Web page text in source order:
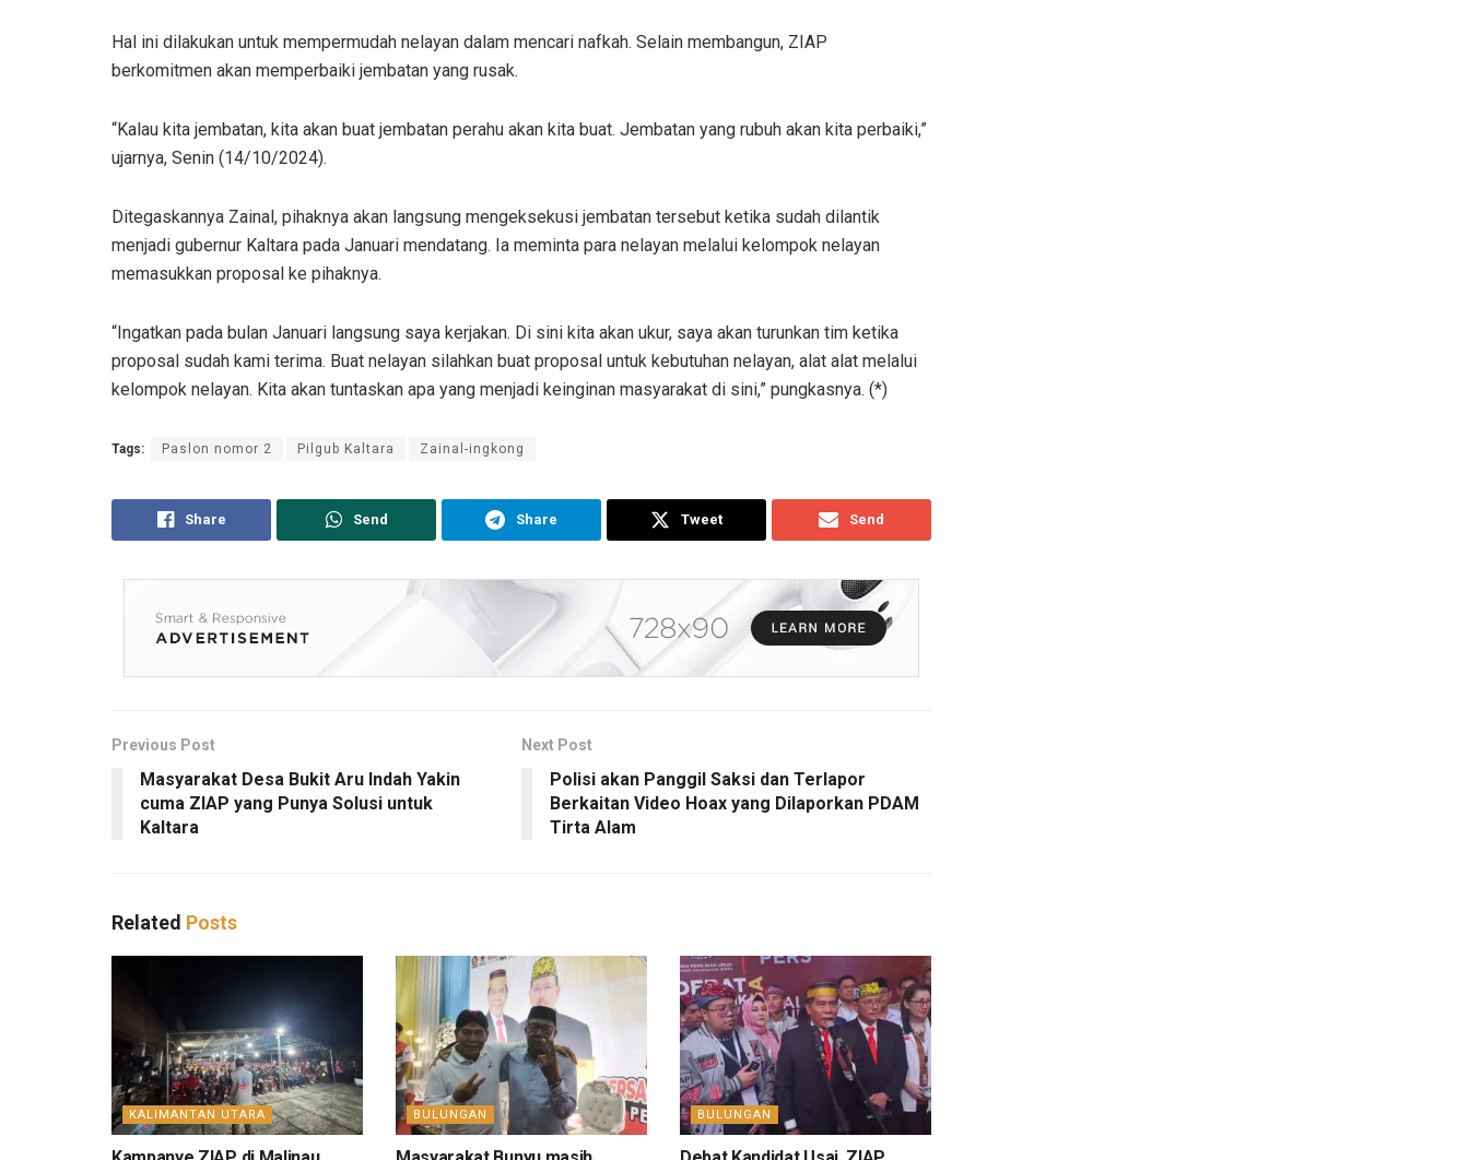
Hal ini dilakukan untuk mempermudah nelayan dalam mencari nafkah. Selain membangun, ZIAP
berkomitmen akan memperbaiki jembatan yang rusak.
“Kalau kita jembatan, kita akan buat jembatan perahu akan kita buat. Jembatan yang rubuh akan kita perbaiki,”
ujarnya, Senin (14/10/2024).
Ditegaskannya Zainal, pihaknya akan langsung mengeksekusi jembatan tersebut ketika sudah dilantik
menjadi gubernur Kaltara pada Januari mendatang. Ia meminta para nelayan melalui kelompok nelayan
memasukkan proposal ke pihaknya.
“Ingatkan pada bulan Januari langsung saya kerjakan. Di sini kita akan ukur, saya akan turunkan tim ketika
proposal sudah kami terima. Buat nelayan silahkan buat proposal untuk kebutuhan nelayan, alat alat melalui
kelompok nelayan. Kita akan tuntaskan apa yang menjadi keinginan masyarakat di sini,” pungkasnya. (*)
Tags: Paslon nomor 2 Pilgub Kaltara Zainal-ingkong
Share Send Share Tweet Send
Previous Post
Masyarakat Desa Bukit Aru Indah Yakin
cuma ZIAP yang Punya Solusi untuk
Kaltara
Next Post
Polisi akan Panggil Saksi dan Terlapor
Berkaitan Video Hoax yang Dilaporkan PDAM
Tirta Alam
Related Posts
KALIMANTAN UTARA BULUNGAN BULUNGAN